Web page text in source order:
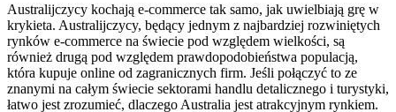
Australijczycy kochają e-commerce tak samo, jak uwielbiają grę w
krykieta. Australijczycy, będący jednym z najbardziej rozwiniętych
rynków e-commerce na świecie pod względem wielkości, są
również drugą pod względem prawdopodobieństwa populacją,
która kupuje online od zagranicznych firm. Jeśli połączyć to ze
znanymi na całym świecie sektorami handlu detalicznego i turystyki,
łatwo jest zrozumieć, dlaczego Australia jest atrakcyjnym rynkiem.